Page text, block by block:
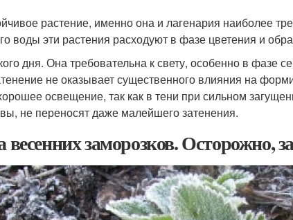
растение, именно она и лагенария наиболее
воды эти растения расходуют в фазе цветения и
дня. Она требовательна к свету, особенно в фазе
не оказывает существенного влияния на
освещение, так как в тени при сильном
не переносят даже малейшего затенения.
заморозков. Осторожно,